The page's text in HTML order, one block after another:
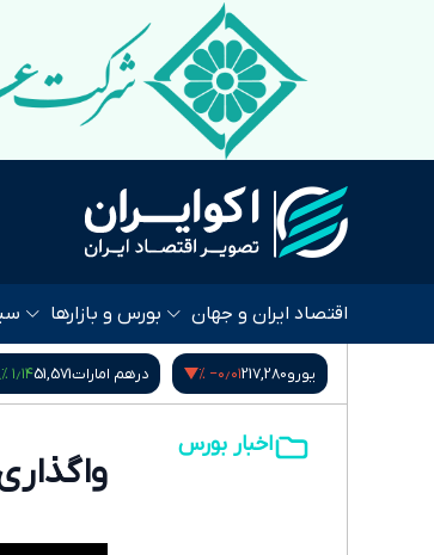
اقتصاد ایران و جهان بورس و بازارها
یورو217,280‎−۰٫۰۱ % درهم امارات51,571۱٫۱۴ %
اخبار بورس